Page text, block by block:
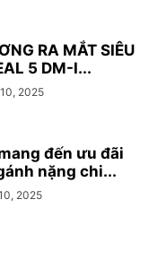
RA MẮT SIÊU
5 DM-I...
2025
đến ưu đãi
nặng chi...
2025